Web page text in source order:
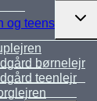
og teens
Skift
børnelejr
teenlejr